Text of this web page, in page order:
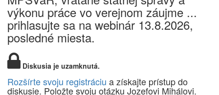
výkonu práce vo verejnom záujme ...
prihlasujte sa na webinár 13.8.2026,
posledné miesta.
Diskusia je uzamknutá.
Rozšírte svoju registráciu a získajte prístup do
diskusie. Položte svoju otázku Jozefovi Mihálovi.